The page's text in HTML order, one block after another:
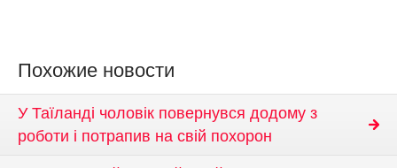
Похожие новости
У Таїланді чоловік повернувся додому з
роботи і потрапив на свій похорон